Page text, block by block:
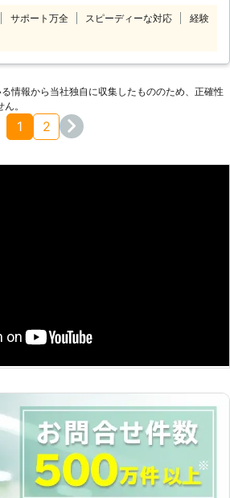
理・交換のプロであるナツキコーポレ
ーションにお任せください。弊社では
業料金もリーズナブルで明朗会計です
ので、初めてガラス修理を依頼される
場合もお気軽にご相談ください。
サポート万全 スピーディーな対応
経験
情報から当社独⾃に収集したもののため、正確性
。
1 2